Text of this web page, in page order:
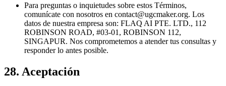
Para preguntas o inquietudes sobre estos Términos,
comunícate con nosotros en contact@ugcmaker.org. Los
datos de nuestra empresa son: FLAQ AI PTE. LTD., 112
ROBINSON ROAD, #03-01, ROBINSON 112,
SINGAPUR. Nos comprometemos a atender tus consultas y
responder lo antes posible.
28. Aceptación